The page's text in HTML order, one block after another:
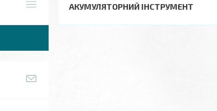
АКУМУЛЯТОРНИЙ ІНСТРУМЕНТ